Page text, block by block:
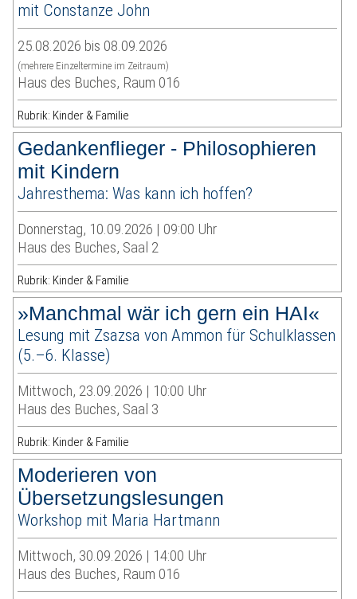
mit Constanze John
25.08.2026 bis 08.09.2026
(mehrere Einzeltermine im Zeitraum)
Haus des Buches, Raum 016
Rubrik: Kinder & Familie
Gedankenflieger - Philosophieren
mit Kindern
Jahresthema: Was kann ich hoffen?
Donnerstag, 10.09.2026 | 09:00 Uhr
Haus des Buches, Saal 2
Rubrik: Kinder & Familie
»Manchmal wär ich gern ein HAI«
Lesung mit Zsazsa von Ammon für Schulklassen
(5.–6. Klasse)
Mittwoch, 23.09.2026 | 10:00 Uhr
Haus des Buches, Saal 3
Rubrik: Kinder & Familie
Moderieren von
Übersetzungslesungen
Workshop mit Maria Hartmann
Mittwoch, 30.09.2026 | 14:00 Uhr
Haus des Buches, Raum 016